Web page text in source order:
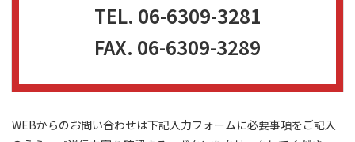
TEL. 06-6309-3281
FAX. 06-6309-3289
WEBからのお問い合わせは下記入力フォームに必要事項をご記入